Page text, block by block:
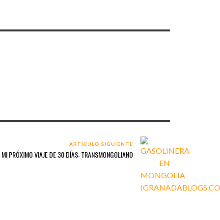
ARTÍCULO SIGUIENTE
MI PRÓXIMO VIAJE DE 30 DÍAS: TRANSMONGOLIANO